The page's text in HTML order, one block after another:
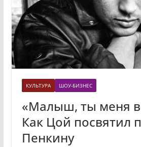
КУЛЬТУРА ШОУ-БИЗНЕС
«Малыш, ты меня
Как Цой посвятил
Пенкину